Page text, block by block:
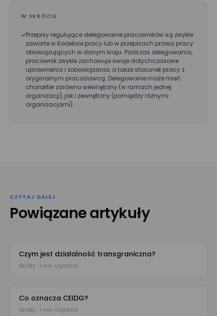
W SKRÓCIE
Przepisy regulujące delegowanie pracowników są zwykle
zawarte w Kodeksie pracy lub w przepisach prawa pracy
obowiązujących w danym kraju. Podczas delegowania,
pracownik zwykle zachowuje swoje dotychczasowe
uprawnienia i zobowiązania, a także stosunek pracy z
oryginalnym pracodawcą. Delegowanie może mieć
charakter zarówno wewnętrzny (w ramach jednej
organizacji), jak i zewnętrzny (pomiędzy różnymi
organizacjami).
CZYTAJ DALEJ
Powiązane artykuły
Czym jest działalność transgraniczna?
Skróty · 1 min czytania
Co oznacza CEIDG?
Skróty · 1 min czytania
Nazwa firmy*
Wielkość zespołu*